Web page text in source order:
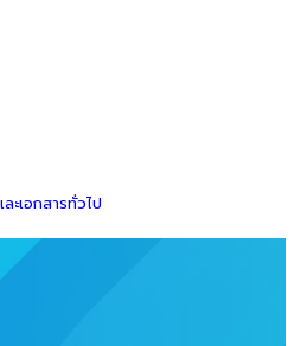
ะเอกสารทั่วไป